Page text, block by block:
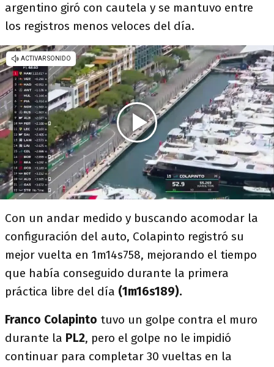
argentino giró con cautela y se mantuvo entre
los registros menos veloces del día.
Con un andar medido y buscando acomodar la
configuración del auto, Colapinto registró su
mejor vuelta en 1m14s758, mejorando el tiempo
que había conseguido durante la primera
práctica libre del día (1m16s189).
Franco Colapinto tuvo un golpe contra el muro
durante la PL2, pero el golpe no le impidió
continuar para completar 30 vueltas en la